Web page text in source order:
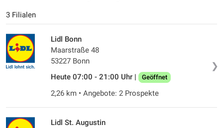
3 Filialen
❯
Lidl Bonn
Maarstraße 48
53227 Bonn
Heute 07:00 - 21:00 Uhr |
Geöffnet
2,26 km • Angebote: 2 Prospekte
Lidl St. Augustin